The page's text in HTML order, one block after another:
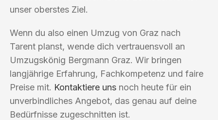
unser oberstes Ziel.
Wenn du also einen Umzug von Graz nach
Tarent planst, wende dich vertrauensvoll an
Umzugskönig Bergmann Graz. Wir bringen
langjährige Erfahrung, Fachkompetenz und faire
Preise mit. Kontaktiere uns noch heute für ein
unverbindliches Angebot, das genau auf deine
Bedürfnisse zugeschnitten ist.